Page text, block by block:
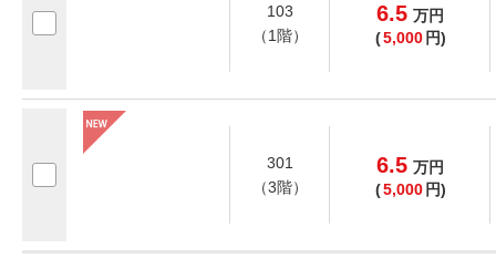
103
（1階）
6.5 万円
(5,000 円)
301
（3階）
6.5 万円
(5,000 円)